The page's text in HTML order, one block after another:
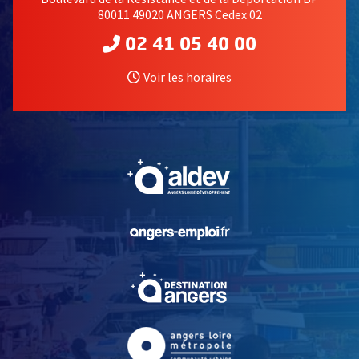
80011 49020 ANGERS Cedex 02
02 41 05 40 00
Voir les horaires
, Ouvre une nouvelle
, Ouvre une nouvelle